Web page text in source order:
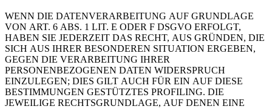
WENN DIE DATENVERARBEITUNG AUF GRUNDLAGE
VON ART. 6 ABS. 1 LIT. E ODER F DSGVO ERFOLGT,
HABEN SIE JEDERZEIT DAS RECHT, AUS GRÜNDEN, DIE
SICH AUS IHRER BESONDEREN SITUATION ERGEBEN,
GEGEN DIE VERARBEITUNG IHRER
PERSONENBEZOGENEN DATEN WIDERSPRUCH
EINZULEGEN; DIES GILT AUCH FÜR EIN AUF DIESE
BESTIMMUNGEN GESTÜTZTES PROFILING. DIE
JEWEILIGE RECHTSGRUNDLAGE, AUF DENEN EINE